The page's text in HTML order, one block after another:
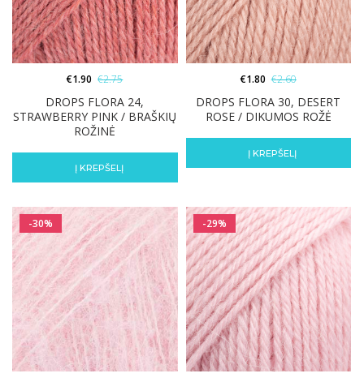
DROPS FLORA 24,
STRAWBERRY PINK / BRAŠKIŲ
ROŽINĖ
€1.90 €2.75
Į KREPŠELĮ
DROPS FLORA 30, DESERT
ROSE / DIKUMOS ROŽĖ
€1.80 €2.60
Į KREPŠELĮ
-30% -29%